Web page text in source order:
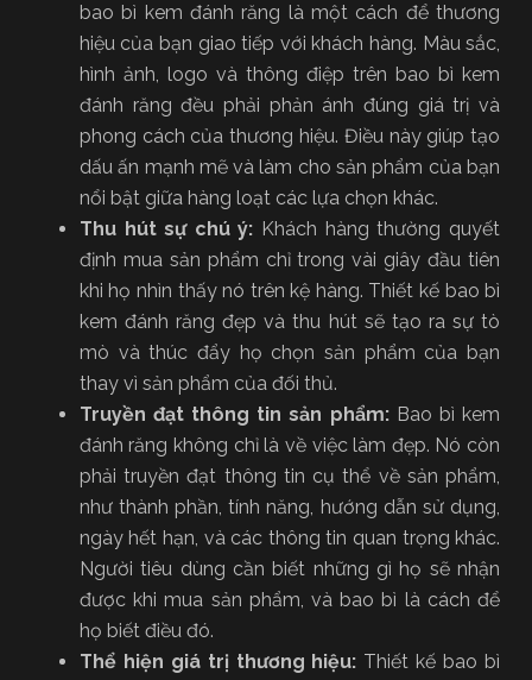
bao bì kem đánh răng là một cách để thương
hiệu của bạn giao tiếp với khách hàng. Màu sắc,
hình ảnh, logo và thông điệp trên bao bì kem
đánh răng đều phải phản ánh đúng giá trị và
phong cách của thương hiệu. Điều này giúp tạo
dấu ấn mạnh mẽ và làm cho sản phẩm của bạn
nổi bật giữa hàng loạt các lựa chọn khác.
Thu hút sự chú ý: Khách hàng thường quyết
định mua sản phẩm chỉ trong vài giây đầu tiên
khi họ nhìn thấy nó trên kệ hàng. Thiết kế bao bì
kem đánh răng đẹp và thu hút sẽ tạo ra sự tò
mò và thúc đẩy họ chọn sản phẩm của bạn
thay vì sản phẩm của đối thủ.
Truyền đạt thông tin sản phẩm: Bao bì kem
đánh răng không chỉ là về việc làm đẹp. Nó còn
phải truyền đạt thông tin cụ thể về sản phẩm,
như thành phần, tính năng, hướng dẫn sử dụng,
ngày hết hạn, và các thông tin quan trọng khác.
Người tiêu dùng cần biết những gì họ sẽ nhận
được khi mua sản phẩm, và bao bì là cách để
họ biết điều đó.
Thể hiện giá trị thương hiệu: Thiết kế bao bì